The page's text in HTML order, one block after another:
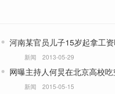
河南某官员儿子15岁起拿工
新闻 2013-05-29
网曝主持人何炅在北京高校吃
新闻 2015-05-15